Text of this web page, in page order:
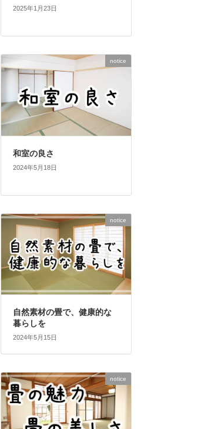
2025年1月23日
notice
和室の良さ
2024年5月18日
notice
自然素材の畳で、健康的な
暮らしを
2024年5月15日
notice